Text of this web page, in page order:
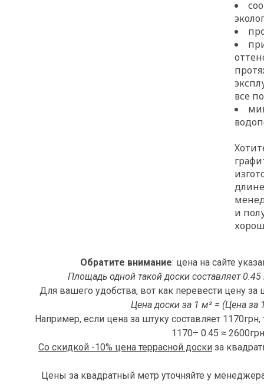
все
и
Обратите внимание: цена на сайте
Площадь одной такой доски составляет
Для вашего удобства, вот как перевести цену
Цена доски за 1 м² = (Цена за
Например, если цена за штуку составляет
1170÷ 0.45 ≈
Со скидкой -10% цена террасной доски за
Цены за квадратный метр уточняйте у